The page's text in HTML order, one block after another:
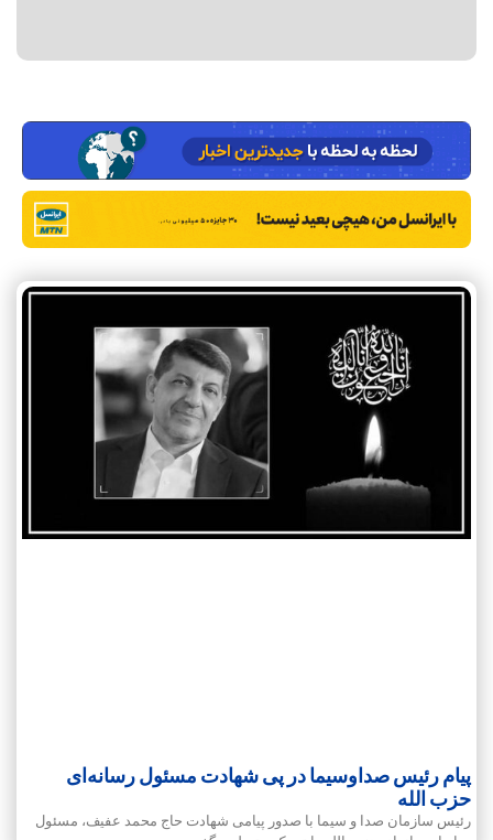
پیام رئیس صداوسیما در پی شهادت مسئول رسانه‌ای
حزب الله
رئیس سازمان صدا و سیما با صدور پیامی شهادت حاج محمد عفیف، مسئول